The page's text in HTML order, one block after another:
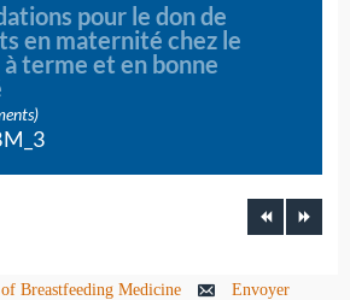
pour le don de
en maternité chez le
terme et en bonne
Breastfeeding Medicine Envoyer